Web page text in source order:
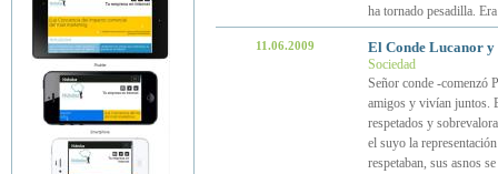
ha tornado pesadilla.
11.06.2009 El Conde Lucanor y
Sociedad
Señor conde -comenzó
amigos y vivían juntos.
respetados y
el suyo la
respetaban, sus asnos